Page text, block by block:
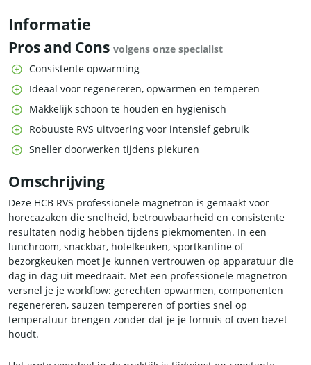
Informatie
Pros and Cons volgens onze specialist
Consistente opwarming
Ideaal voor regenereren, opwarmen en temperen
Makkelijk schoon te houden en hygiënisch
Robuuste RVS uitvoering voor intensief gebruik
Sneller doorwerken tijdens piekuren
Omschrijving
Deze HCB RVS professionele magnetron is gemaakt voor
horecazaken die snelheid, betrouwbaarheid en consistente
resultaten nodig hebben tijdens piekmomenten. In een
lunchroom, snackbar, hotelkeuken, sportkantine of
bezorgkeuken moet je kunnen vertrouwen op apparatuur die
dag in dag uit meedraait. Met een professionele magnetron
versnel je je workflow: gerechten opwarmen, componenten
regenereren, sauzen tempereren of porties snel op
temperatuur brengen zonder dat je je fornuis of oven bezet
houdt.